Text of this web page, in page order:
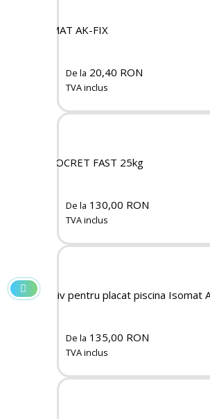
ISOMAT AK-FIX
De la 20,40 RON
TVA inclus
DUROCRET FAST 25kg
De la 130,00 RON
TVA inclus
Adeziv pentru placat piscina Isomat
De la 135,00 RON
TVA inclus